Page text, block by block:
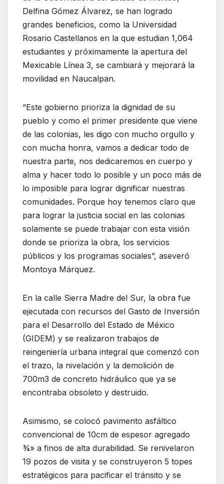
Delfina Gómez Álvarez, se han logrado
grandes beneficios, como la Universidad
Rosario Castellanos en la que estudian 1,064
estudiantes y próximamente la apertura del
Mexicable Línea 3, se cambiará y mejorará la
movilidad en Naucalpan.
“Este gobierno prioriza la dignidad de su
pueblo y como el primer presidente que viene
de las colonias, les digo con mucho orgullo y
con mucha honra, vamos a dedicar todo de
nuestra parte, nos dedicaremos en cuerpo y
alma y hacer todo lo posible y un poco más de
lo imposible para lograr dignificar nuestras
comunidades. Porque hoy tenemos claro que
para lograr la justicia social en las colonias
solamente se puede trabajar con esta visión
donde se prioriza la obra, los servicios
públicos y los programas sociales”, aseveró
Montoya Márquez.
En la calle Sierra Madre del Sur, la obra fue
ejecutada con recursos del Gasto de Inversión
para el Desarrollo del Estado de México
(GIDEM) y se realizaron trabajos de
reingeniería urbana integral que comenzó con
el trazo, la nivelación y la demolición de
700m3 de concreto hidráulico que ya se
encontraba obsoleto y destruido.
Asimismo, se colocó pavimento asfáltico
convencional de 10cm de espesor agregado
¾» a finos de alta durabilidad. Se renivelaron
19 pozos de visita y se construyeron 5 topes
estratégicos para pacificar el tránsito y se